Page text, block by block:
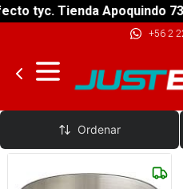
Tienda Apoquindo 7331.
+56 2
Mug y Vasos Termicos
Ordenar